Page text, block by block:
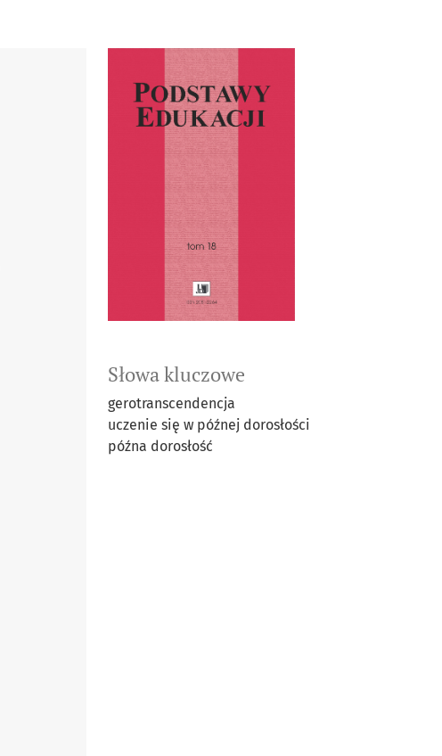
Słowa kluczowe
gerotranscendencja
uczenie się w późnej dorosłości
późna dorosłość